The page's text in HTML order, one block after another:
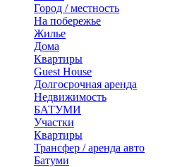
Город / местность
На побережье
Жилье
Дома
Квартиры
Guest House
Долгосрочная аренда
Недвижимость
БАТУМИ
Участки
Квартиры
Трансфер / аренда авто
Батуми